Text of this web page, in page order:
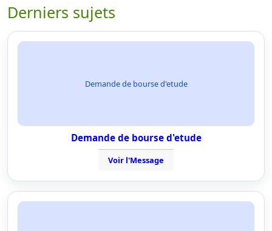
Derniers sujets
Demande de bourse d'etude
Demande de bourse d'etude
Voir l'Message